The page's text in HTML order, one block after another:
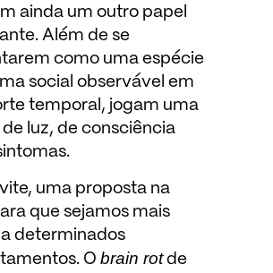
ainda um outro papel
Além de se
como uma espécie
social observável em
temporal, jogam uma
luz, de consciência
uma proposta na
que sejamos mais
determinados
O brain rotde